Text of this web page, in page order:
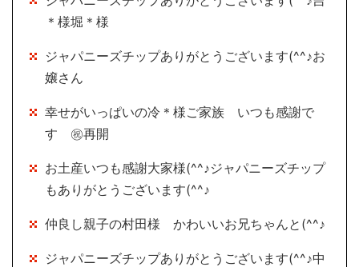
＊様堀＊様
ジャパニーズチップありがとうございます(^^♪お
嬢さん
幸せがいっぱいの冷＊様ご家族 いつも感謝で
す ㊗再開
お土産いつも感謝大家様(^^♪ジャパニーズチップ
もありがとうございます(^^♪
仲良し親子の村田様 かわいいお兄ちゃんと(^^♪
ジャパニーズチップありがとうございます(^^♪中